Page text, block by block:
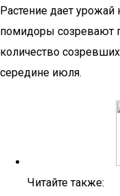
Растение дает урожай
помидоры созревают
количество
середине июля.
Читайте также: